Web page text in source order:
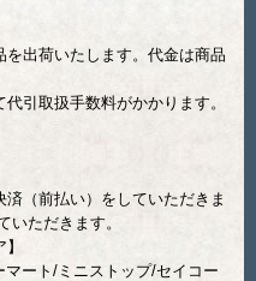
出荷いたします。代金は商品
引取扱手数料がかかります。
（前払い）をしていただきま
いただきます。
ート/ミニストップ/セイコー